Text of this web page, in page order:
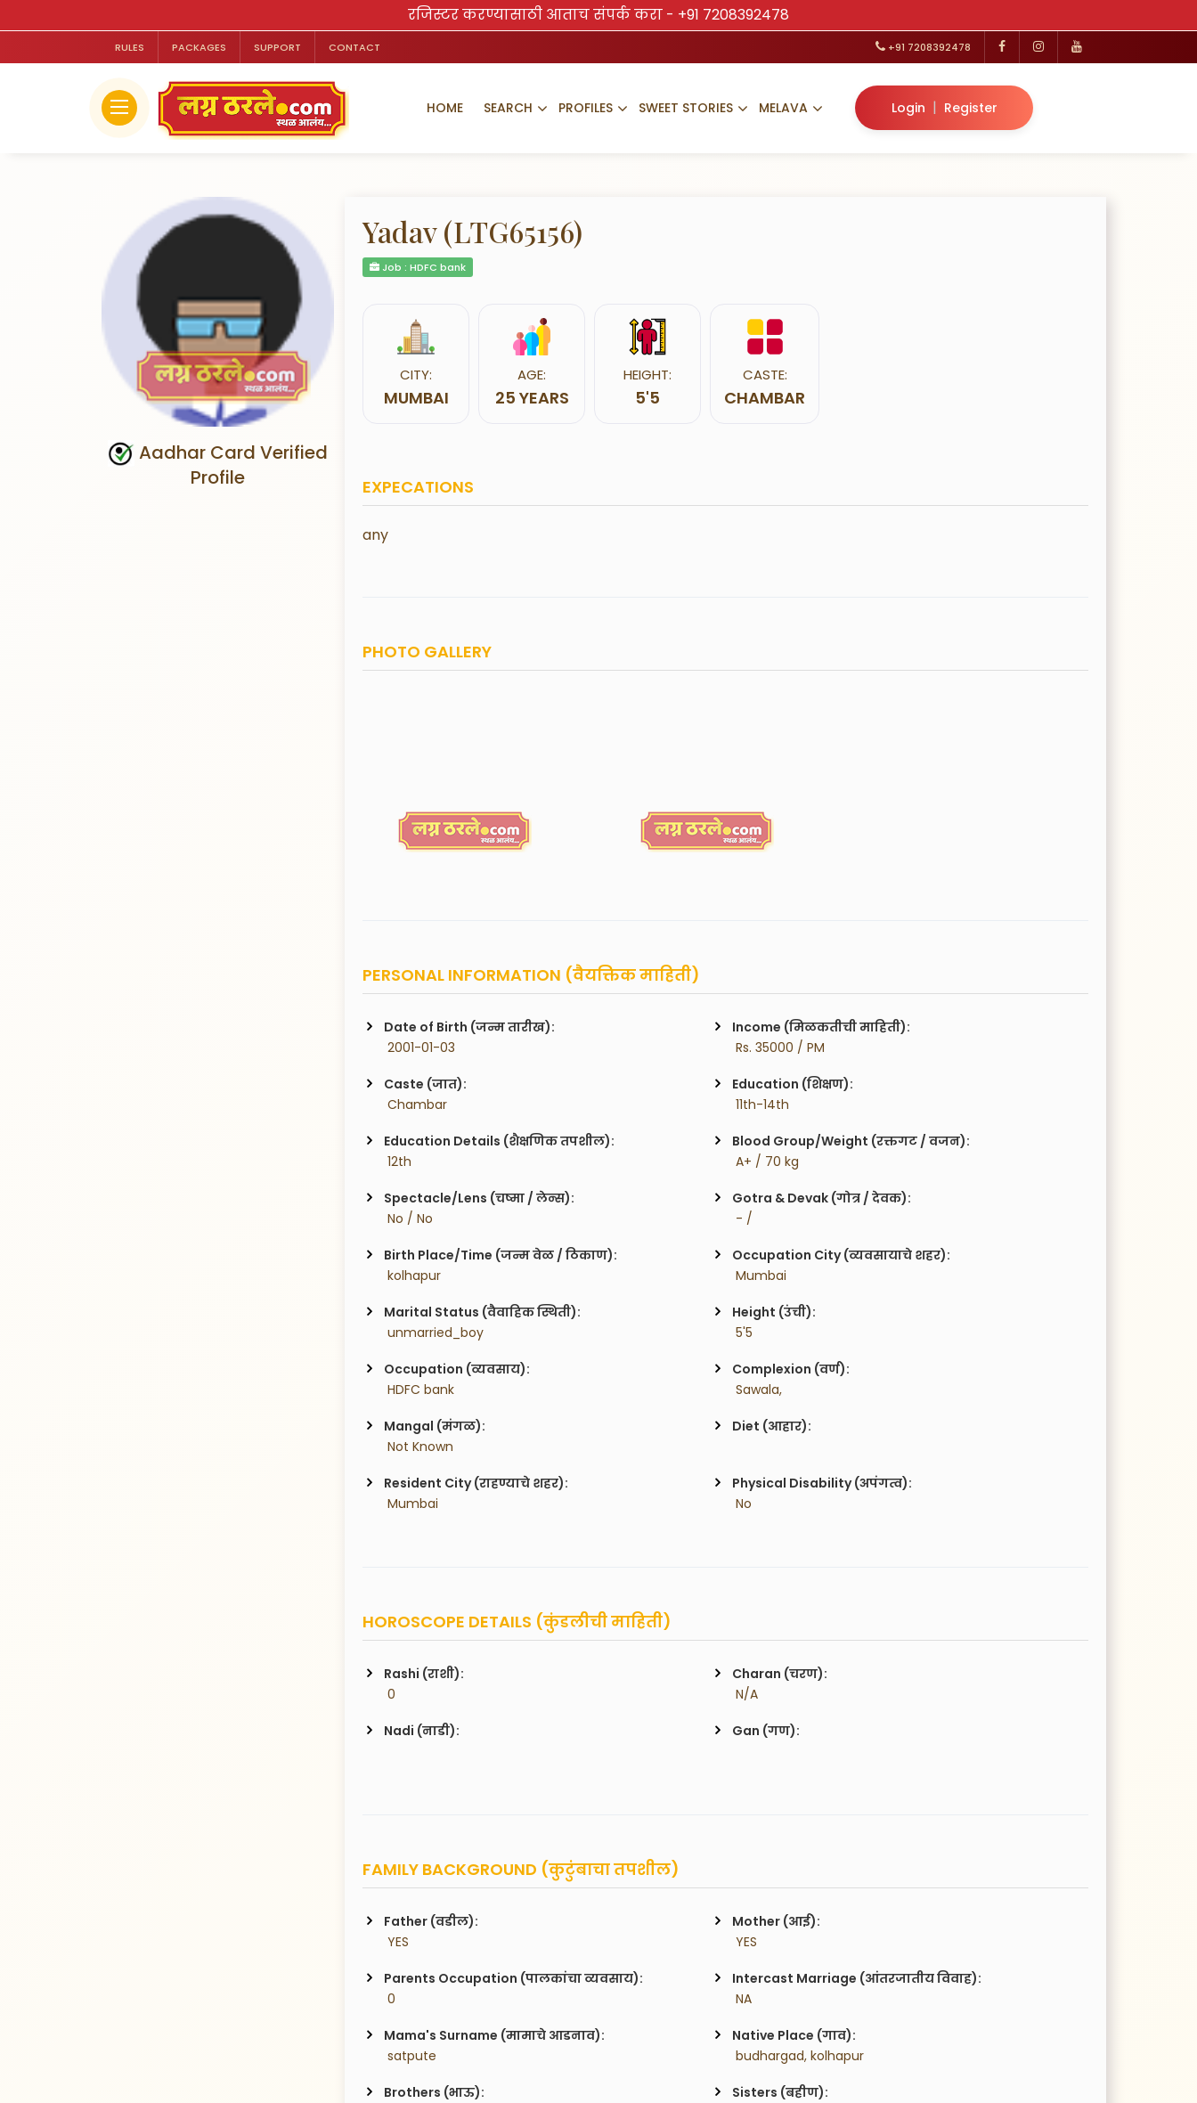
रजिस्टर करण्यासाठी आताच संपर्क करा - +91 7208392478
RULES PACKAGES SUPPORT CONTACT +91 7208392478
HOME SEARCH PROFILES SWEET STORIES MELAVA Login | Register
Aadhar Card Verified
Profile
Yadav (LTG65156)
Job : HDFC bank
CITY:
MUMBAI
AGE:
25 YEARS
HEIGHT:
5'5
CASTE:
CHAMBAR
EXPECATIONS
any
PHOTO GALLERY
PERSONAL INFORMATION (वैयक्तिक माहिती)
Date of Birth (जन्म तारीख):
2001-01-03
Income (मिळकतीची माहिती):
Rs. 35000 / PM
Caste (जात):
Chambar
Education (शिक्षण):
11th-14th
Education Details (शैक्षणिक तपशील):
12th
Blood Group/Weight (रक्तगट / वजन):
A+ / 70 kg
Spectacle/Lens (चष्मा / लेन्स):
No / No
Gotra & Devak (गोत्र / देवक):
- /
Birth Place/Time (जन्म वेळ / ठिकाण):
kolhapur
Occupation City (व्यवसायाचे शहर):
Mumbai
Marital Status (वैवाहिक स्थिती):
unmarried_boy
Height (उंची):
5'5
Occupation (व्यवसाय):
HDFC bank
Complexion (वर्ण):
Sawala,
Mangal (मंगळ):
Not Known
Diet (आहार):
Resident City (राहण्याचे शहर):
Mumbai
Physical Disability (अपंगत्व):
No
HOROSCOPE DETAILS (कुंडलीची माहिती)
Rashi (राशी):
0
Charan (चरण):
N/A
Nadi (नाडी): Gan (गण):
FAMILY BACKGROUND (कुटुंबाचा तपशील)
Father (वडील):
YES
Mother (आई):
YES
Parents Occupation (पालकांचा व्यवसाय):
0
Intercast Marriage (आंतरजातीय विवाह):
NA
Mama's Surname (मामाचे आडनाव):
satpute
Native Place (गाव):
budhargad, kolhapur
Brothers (भाऊ):
Sisters (बहीण):